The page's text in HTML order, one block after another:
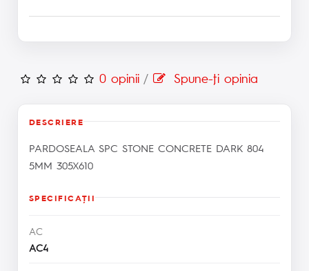
0 opinii / Spune-ţi opinia
DESCRIERE
PARDOSEALA SPC STONE CONCRETE DARK 804
5MM 305X610
SPECIFICAŢII
AC
AC4